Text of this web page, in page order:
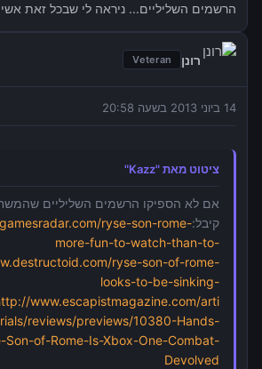
הרשמים השליליים... ניראה לי שבכל זאת
רונן Veteran
14 ביוני 2013 בשעה 20:58
ציטוט מאת "Kazz"
אם לא הספיקו הרשמים השליליים
קיבל:ryse-son-rome-
more-fun-to-watch-than-to-
ryse-son-of-rome-
looks-to-be-sinking-
www.escapistmagazine.com/arti
reviews/previews/10380-Hands-
Son-of-Rome-Is-Xbox-One-Combat-
Devolved